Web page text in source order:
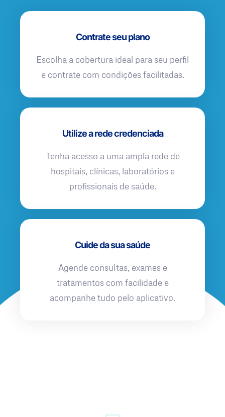
Contrate seu plano
Escolha a cobertura ideal para seu perfil
e contrate com condições facilitadas.
Utilize a rede credenciada
Tenha acesso a uma ampla rede de
hospitais, clínicas, laboratórios e
profissionais de saúde.
Cuide da sua saúde
Agende consultas, exames e
tratamentos com facilidade e
acompanhe tudo pelo aplicativo.